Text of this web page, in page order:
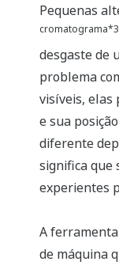
Pequenas
cromatograma*3
desgaste de
problema
visíveis, elas
e sua
diferente
significa que
experientes
A
de máquina